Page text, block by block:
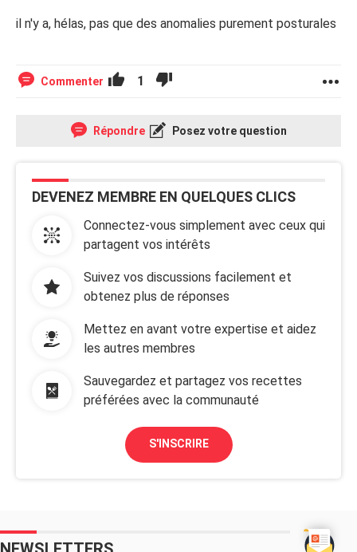
il n'y a, hélas, pas que des anomalies purement posturales
Commenter 1
Répondre Posez votre question
DEVENEZ MEMBRE EN QUELQUES CLICS
Connectez-vous simplement avec ceux qui
partagent vos intérêts
Suivez vos discussions facilement et
obtenez plus de réponses
Mettez en avant votre expertise et aidez
les autres membres
Sauvegardez et partagez vos recettes
préférées avec la communauté
S'INSCRIRE